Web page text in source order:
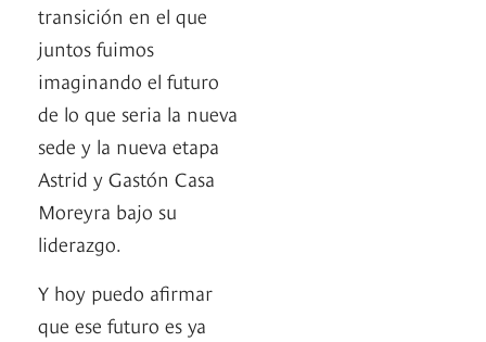
transición en el que
juntos fuimos
imaginando el futuro
de lo que seria la nueva
sede y la nueva etapa
Astrid y Gastón Casa
Moreyra bajo su
liderazgo.
Y hoy puedo afirmar
que ese futuro es ya